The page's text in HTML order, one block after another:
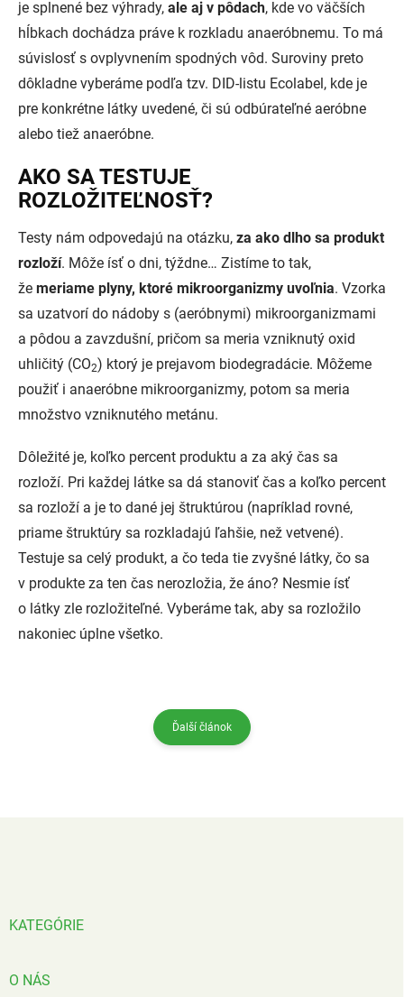
je splnené bez výhrady, ale aj v pôdach, kde vo väčších
hĺbkach dochádza práve k rozkladu anaeróbnemu. To má
súvislosť s ovplyvnením spodných vôd. Suroviny preto
dôkladne vyberáme podľa tzv. DID-listu Ecolabel, kde je
pre konkrétne látky uvedené, či sú odbúrateľné aeróbne
alebo tiež anaeróbne.
AKO SA TESTUJE
ROZLOŽITEĽNOSŤ?
Testy nám odpovedajú na otázku, za ako dlho sa produkt
rozloží. Môže ísť o dni, týždne… Zistíme to tak,
že meriame plyny, ktoré mikroorganizmy uvoľnia. Vzorka
sa uzatvorí do nádoby s (aeróbnymi) mikroorganizmami
a pôdou a zavzdušní, pričom sa meria vzniknutý oxid
uhličitý (CO2) ktorý je prejavom biodegradácie. Môžeme
použiť i anaeróbne mikroorganizmy, potom sa meria
množstvo vzniknutého metánu.
Dôležité je, koľko percent produktu a za aký čas sa
rozloží. Pri každej látke sa dá stanoviť čas a koľko percent
sa rozloží a je to dané jej štruktúrou (napríklad rovné,
priame štruktúry sa rozkladajú ľahšie, než vetvené).
Testuje sa celý produkt, a čo teda tie zvyšné látky, čo sa
v produkte za ten čas nerozložia, že áno? Nesmie ísť
o látky zle rozložiteľné. Vyberáme tak, aby sa rozložilo
nakoniec úplne všetko.
Ďalší článok
KATEGÓRIE
O NÁS